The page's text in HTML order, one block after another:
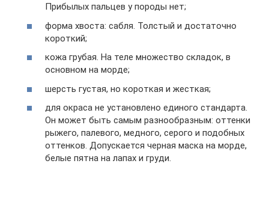
Прибылых пальцев у породы нет;
форма хвоста: сабля. Толстый и достаточно
короткий;
кожа грубая. На теле множество складок, в
основном на морде;
шерсть густая, но короткая и жесткая;
для окраса не установлено единого стандарта.
Он может быть самым разнообразным: оттенки
рыжего, палевого, медного, серого и подобных
оттенков. Допускается черная маска на морде,
белые пятна на лапах и груди.